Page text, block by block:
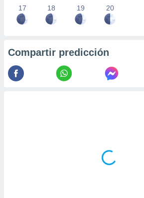
17 18 19 20
Compartir predicción